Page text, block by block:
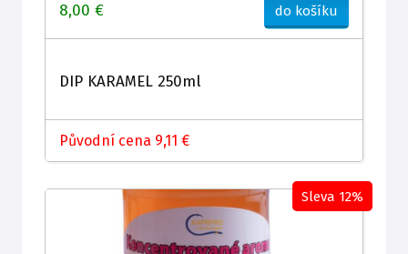
8,00 € do košíku
DIP KARAMEL 250ml
Původní cena 9,11 €
Sleva 12%